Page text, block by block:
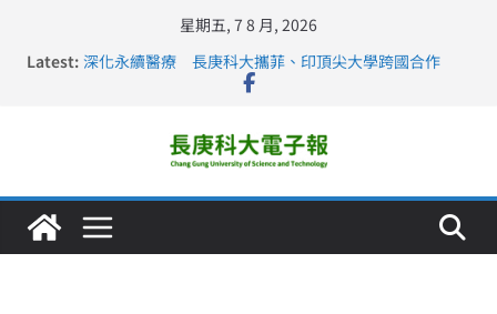
星期五, 7 8 月, 2026
Latest: 深化永續醫療 長庚科大攜菲、印頂尖大學跨國合作
長庚科大訪凱瑟醫療集團、美容學校收穫豐
仁德醫專與長庚科大締結策略聯盟 培育護理尖兵
長庚科大連四年穩居《遠見》醫學大學第5名 辦學實力再